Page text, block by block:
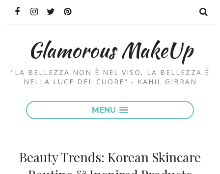
Glamorous MakeUp
"LA BELLEZZA NON È NEL VISO, LA BELLEZZA È
NELLA LUCE DEL CUORE" - KAHIL GIBRAN
MENU
Beauty Trends: Korean Skincare